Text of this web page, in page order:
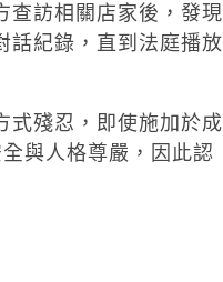
查訪相關店家後，發現
話紀錄，直到法庭播放
式殘忍，即使施加於成
與人格尊嚴，因此認